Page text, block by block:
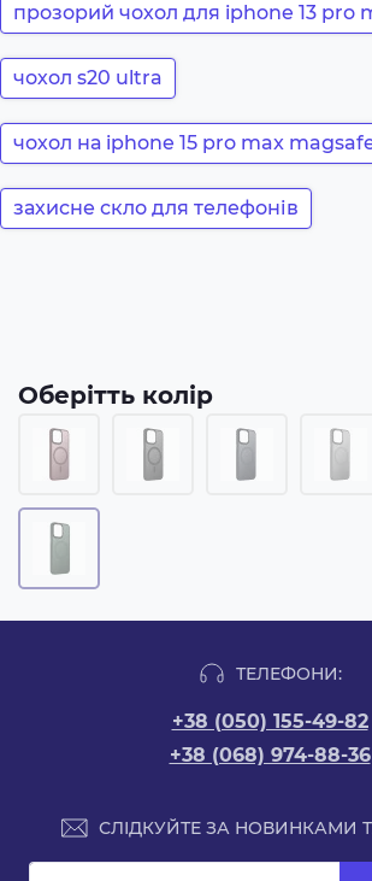
прозорий чохол для iphone 13 pro
чохол s20 ultra
чохол на iphone 15 pro max
захисне скло для телефонів
Оберітть колір
ТЕЛЕФОНИ:
+38 (050) 155-49-82
+38 (068) 974-88-36
СЛІДКУЙТЕ ЗА НОВИНКАМИ